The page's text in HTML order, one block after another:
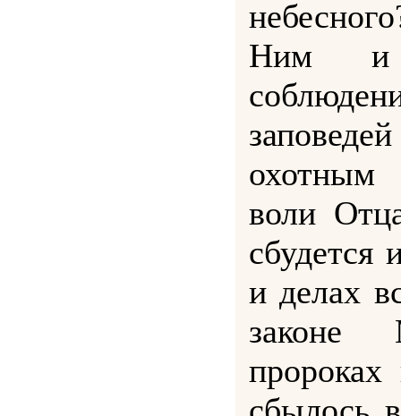
Ним и
воли
сбудется
и делах
законе